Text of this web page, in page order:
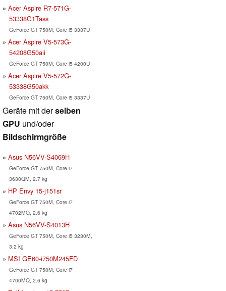
Acer Aspire R7-571G-
53338G1Tass
GeForce GT 750M, Core i5 3337U
Acer Aspire V5-573G-
54208G50aii
GeForce GT 750M, Core i5 4200U
Acer Aspire V5-572G-
53338G50akk
GeForce GT 750M, Core i5 3337U
Geräte mit derselben
GPU und/oder
Bildschirmgröße
Asus N56VV-S4069H
GeForce GT 750M, Core i7
3630QM, 2.7 kg
HP Envy 15-j151sr
GeForce GT 750M, Core i7
4702MQ, 2.6 kg
Asus N56VV-S4013H
GeForce GT 750M, Core i5 3230M,
3.2 kg
MSI GE60-i750M245FD
GeForce GT 750M, Core i7
4700MQ, 2.6 kg